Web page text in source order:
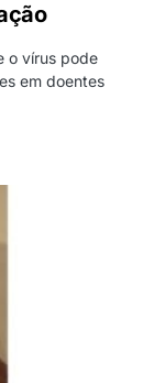
o vírus pode
em doentes